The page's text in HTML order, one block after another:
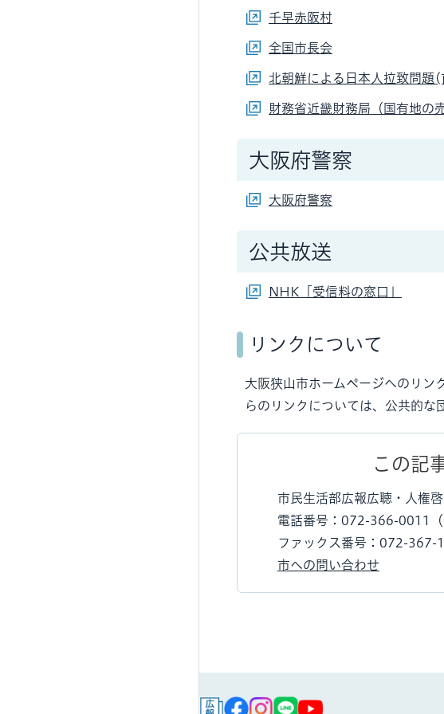
千早赤阪村
全国市長会
北朝鮮による日本人拉致問題(
財務省近畿財務局（国有地の
大阪府警察
大阪府警察
公共放送
NHK「受信料の窓口」
リンクについて
大阪狭山市ホームページへのリン
らのリンクについては、公共的な
この記
市民生活部広報広聴・人権
電話番号：072-366-0011（
ファックス番号：072-367-
市への問い合わせ